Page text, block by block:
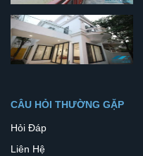
CÂU HỎI THƯỜNG GẶP
Hỏi Đáp
Liên Hệ